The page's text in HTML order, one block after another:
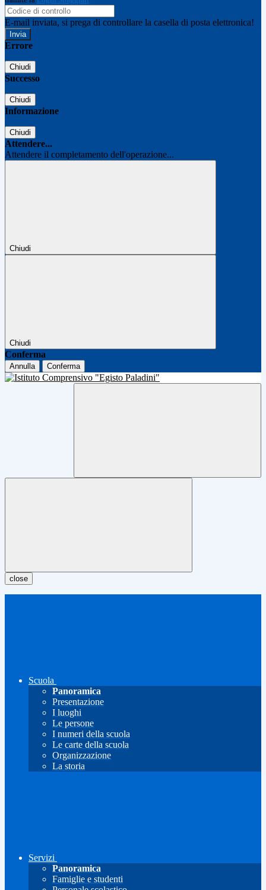
E-mail inviata, si prega di controllare la casella di posta elettronica!
Errore
Chiudi
Successo
Chiudi
Informazione
Chiudi
Attendere...
Attendere il completamento dell'operazione...
Chiudi
Chiudi
Conferma
Annulla Conferma
close
Scuola
Panoramica
Presentazione
I luoghi
Le persone
I numeri della scuola
Le carte della scuola
Organizzazione
La storia
Servizi
Panoramica
Famiglie e studenti